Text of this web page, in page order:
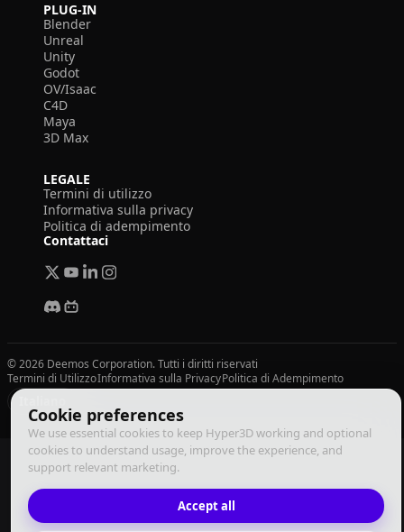
Cookie preferences
We use essential cookies to keep Hyper3D working and optional
cookies to understand usage, improve the experience, and
support relevant marketing.
Accept all
PLUG-IN
Blender
Unreal
Unity
Godot
OV/Isaac
C4D
Maya
3D Max
LEGALE
Termini di utilizzo
Informativa sulla privacy
Politica di adempimento
Contattaci
© 2026 Deemos Corporation. Tutti i diritti riservati
Termini di UtilizzoInformativa sulla PrivacyPolitica di Adempimento